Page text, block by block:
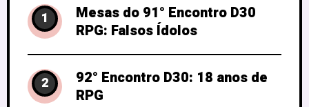
1
Mesas do 91° Encontro D30
RPG: Falsos Ídolos
2
92° Encontro D30: 18 anos de
RPG